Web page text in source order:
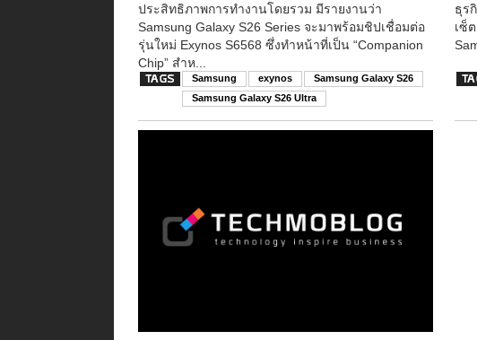
ประสิทธิภาพการทำงานโดยรวม มีรายงานว่า
Samsung Galaxy S26 Series จะมาพร้อมชิปเชื่อมต่อ
รุ่นใหม่ Exynos S6568 ซึ่งทำหน้าที่เป็น “Companion
Chip” สำห...
Samsung exynos
Samsung Galaxy S26
Samsung Galaxy S26 Ultra
ธุร
เซ็